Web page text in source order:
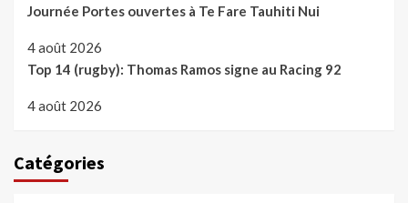
Journée Portes ouvertes à Te Fare Tauhiti Nui
4 août 2026
Top 14 (rugby): Thomas Ramos signe au Racing 92
4 août 2026
Catégories